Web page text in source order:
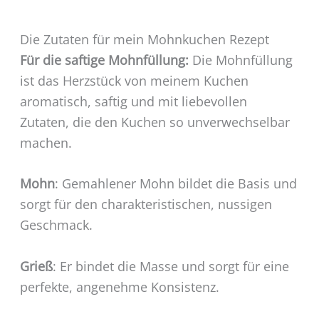
Die Zutaten für mein Mohnkuchen Rezept
Für die saftige Mohnfüllung: Die Mohnfüllung
ist das Herzstück von meinem Kuchen
aromatisch, saftig und mit liebevollen
Zutaten, die den Kuchen so unverwechselbar
machen.
Mohn: Gemahlener Mohn bildet die Basis und
sorgt für den charakteristischen, nussigen
Geschmack.
Grieß: Er bindet die Masse und sorgt für eine
perfekte, angenehme Konsistenz.